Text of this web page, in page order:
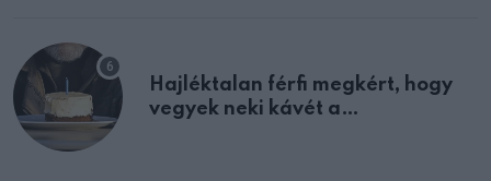
Hajléktalan férfi megkért, hogy
vegyek neki kávét a